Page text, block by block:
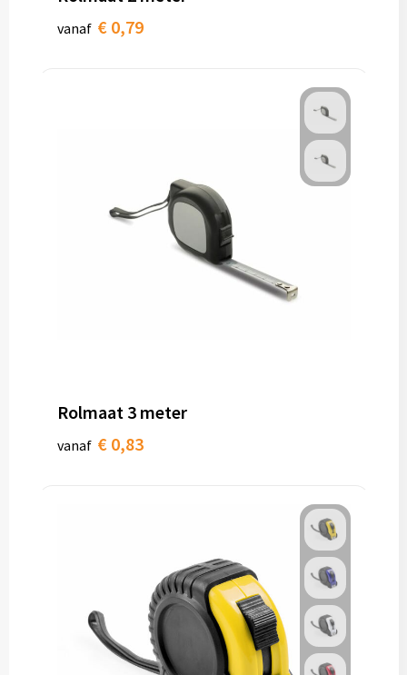
vanaf € 0,79
Rolmaat 3 meter
vanaf € 0,83